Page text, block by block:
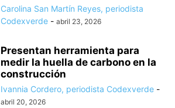
Carolina San Martín Reyes, periodista
Codexverde - abril 23, 2026
Presentan herramienta para
medir la huella de carbono en la
construcción
Ivannia Cordero, periodista Codexverde -
abril 20, 2026